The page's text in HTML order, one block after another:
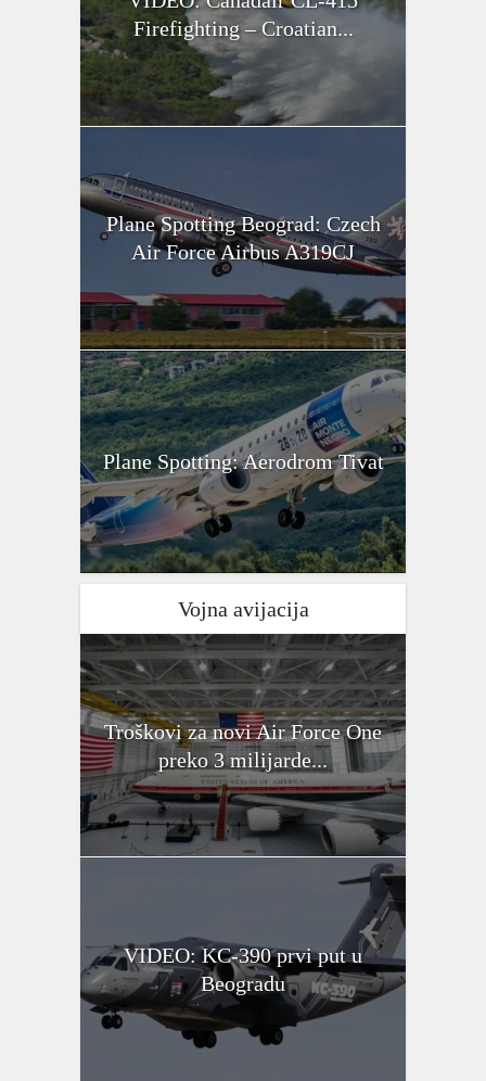
Firefighting – Croatian...
Plane Spotting Beograd: Czech
Air Force Airbus A319CJ
Plane Spotting: Aerodrom Tivat
Vojna avijacija
Troškovi za novi Air Force One
preko 3 milijarde...
VIDEO: KC-390 prvi put u
Beogradu